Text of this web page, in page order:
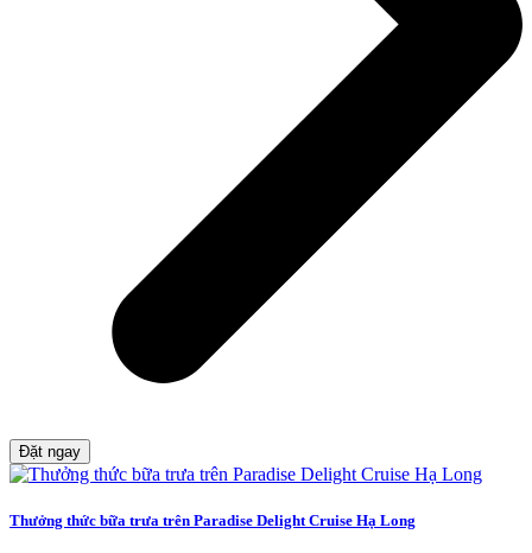
Đặt ngay
Thưởng thức bữa trưa trên Paradise Delight Cruise Hạ Long